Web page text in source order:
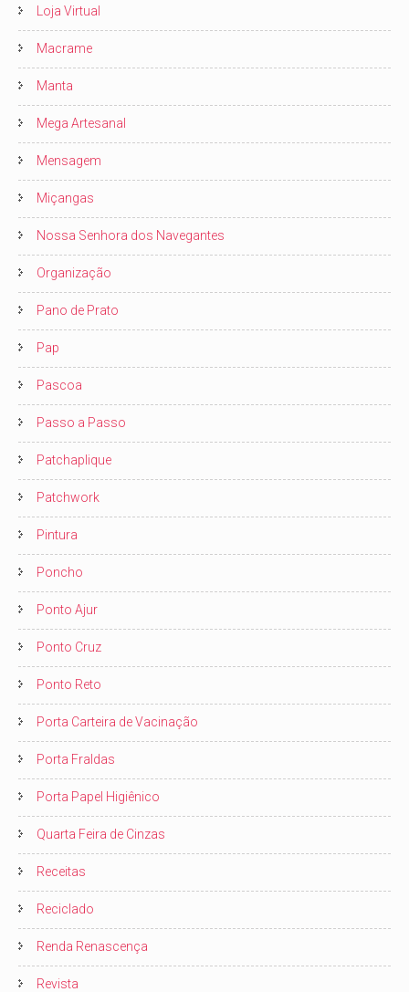
Loja Virtual
Macrame
Manta
Mega Artesanal
Mensagem
Miçangas
Nossa Senhora dos Navegantes
Organização
Pano de Prato
Pap
Pascoa
Passo a Passo
Patchaplique
Patchwork
Pintura
Poncho
Ponto Ajur
Ponto Cruz
Ponto Reto
Porta Carteira de Vacinação
Porta Fraldas
Porta Papel Higiênico
Quarta Feira de Cinzas
Receitas
Reciclado
Renda Renascença
Revista